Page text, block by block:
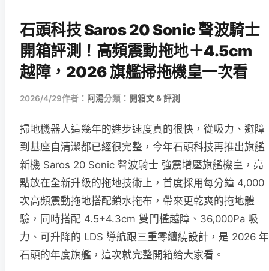
石頭科技 Saros 20 Sonic 聲波騎士
開箱評測！高頻震動拖地＋4.5cm
越障，2026 旗艦掃拖機皇一次看
2026/4/29作者： 阿湯分類： 開箱文 & 評測
掃地機器人這幾年的進步速度真的很快，從吸力、避障
到基座自清潔都已經很完整，今年石頭科技再推出旗艦
新機 Saros 20 Sonic 聲波騎士 強震增壓旗艦機皇，亮
點放在全新升級的拖地技術上，首度採用每分鐘 4,000
次高頻震動拖地搭配鎖水拖布，帶來更乾爽的拖地體
驗，同時搭配 4.5+4.3cm 雙門檻越障、36,000Pa 吸
力、可升降的 LDS 導航跟三重零纏繞設計，是 2026 年
石頭的年度旗艦，這次就完整開箱給大家看。